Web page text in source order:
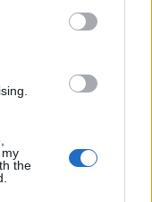
the
& 1
& 1
Κοζάνης